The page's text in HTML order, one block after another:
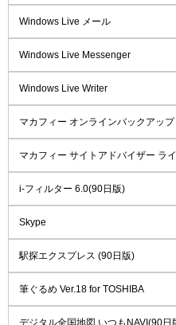
Windows Live メール
Windows Live Messenger
Windows Live Writer
マカフィー オンラインバックアップ
マカフィー サイトアドバイザー ラ
i-フィルター 6.0(90日版)
Skype
駅探エクスプレス (90日版)
筆ぐるめ Ver.18 for TOSHIBA
デジタル全国地図 いつもNAVI(90日